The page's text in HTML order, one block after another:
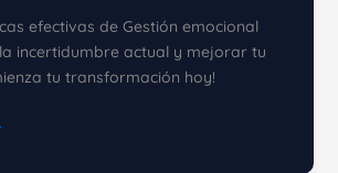
efectivas de Gestión emocional
incertidumbre actual y mejorar tu
tu transformación hoy!